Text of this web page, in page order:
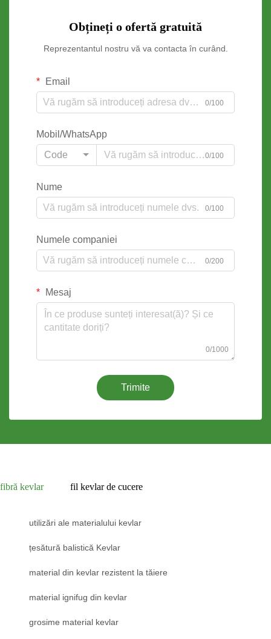
Obțineți o ofertă gratuită
Reprezentantul nostru vă va contacta în curând.
Email
0/100
Mobil/WhatsApp
Code
0/100
Nume
0/100
Numele companiei
0/200
Mesaj
0/1000
Trimite
fibră kevlar fil kevlar de cucere
utilizări ale materialului kevlar
țesătură balistică Kevlar
material din kevlar rezistent la tăiere
material ignifug din kevlar
grosime material kevlar